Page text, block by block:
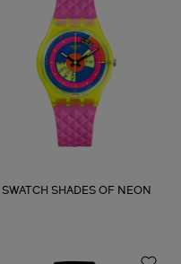
SWATCH SHADES OF NEON